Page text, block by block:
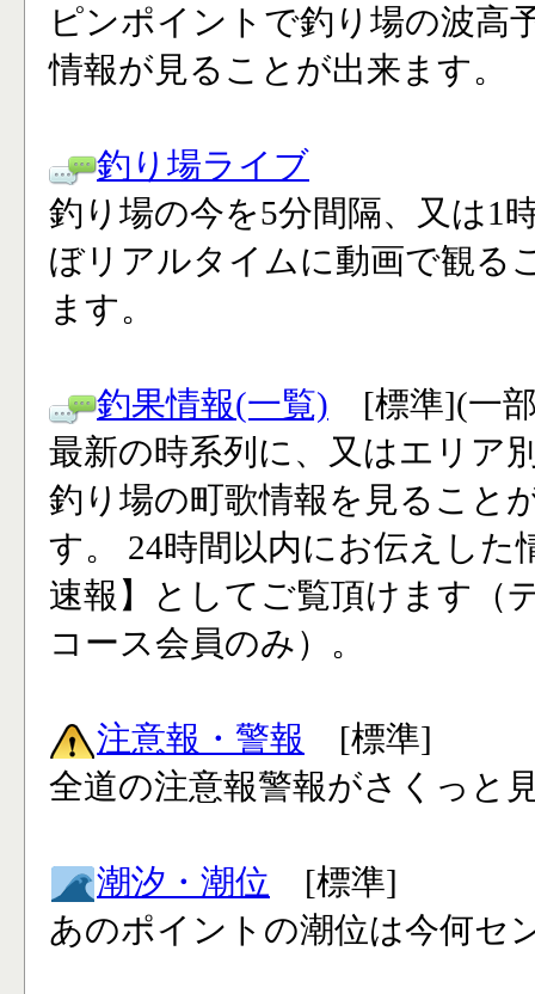
ピンポイントで釣り場の波高
情報が見ることが出来ます。
釣り場ライブ
釣り場の今を5分間隔、又は1
ぼリアルタイムに動画で観る
ます。
釣果情報(一覧) [標準](一
最新の時系列に、又はエリア
釣り場の町歌情報を見ること
す。 24時間以内にお伝えした
速報】としてご覧頂けます（
コース会員のみ）。
注意報・警報 [標準]
全道の注意報警報がさくっと
潮汐・潮位 [標準]
あのポイントの潮位は今何セ